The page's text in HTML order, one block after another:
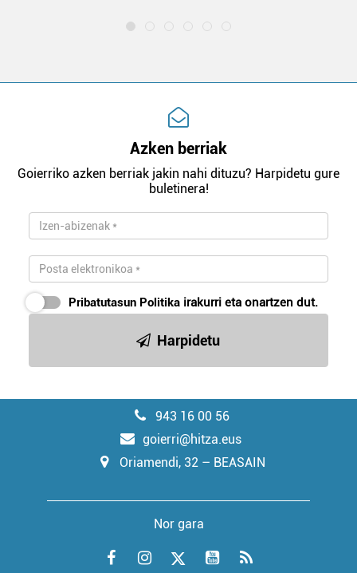
Azken berriak
Goierriko azken berriak jakin nahi dituzu? Harpidetu gure
buletinera!
Pribatutasun Politika irakurri eta onartzen dut.
Harpidetu
943 16 00 56
goierri@hitza.eus
Oriamendi, 32 – BEASAIN
Nor gara